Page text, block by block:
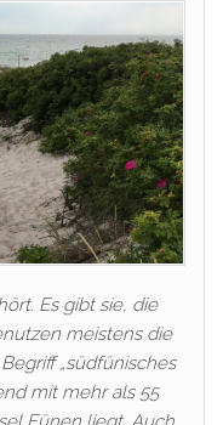
Es gibt sie, die
meistens die
„südfünisches
mit mehr als 55